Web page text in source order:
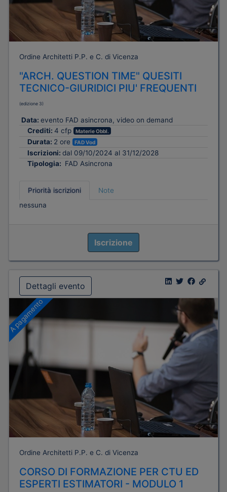
Ordine Architetti P.P. e C. di Vicenza
"ARCH. QUESTION TIME" QUESITI
TECNICO-GIURIDICI PIU' FREQUENTI
(edizione 3)
Data: evento FAD asincrona, video on demand
Crediti: 4 cfp Materie Obbl.
Durata: 2 ore FAD Vod
Iscrizioni: dal 09/10/2024 al 31/12/2028
Tipologia: FAD Asincrona
Priorità iscrizioni
Note
nessuna
Iscrizione
Dettagli evento
A pagamento
Ordine Architetti P.P. e C. di Vicenza
CORSO DI FORMAZIONE PER CTU ED
ESPERTI ESTIMATORI - MODULO 1